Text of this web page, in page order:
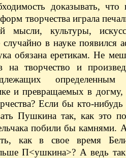
доказывать, что
творчества играла
мысли, культуры,
в науке появился
обязана еретикам. Не
на творчество и
и превращаемых в
Если бы кто-нибудь
Пушкина так, как это
побили бы камнями.
как в свое время
П<ушкина>? А ведь